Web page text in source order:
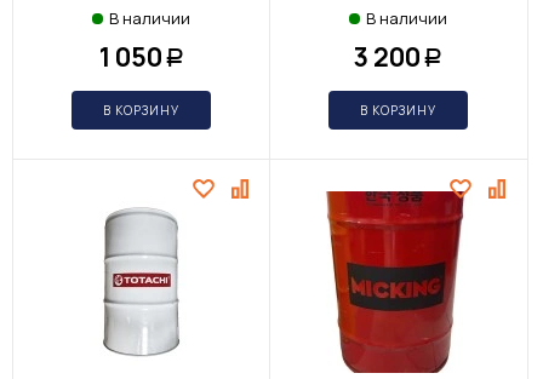
В наличии
1 050 Р
В КОРЗИНУ
В наличии
3 200 Р
В КОРЗИНУ